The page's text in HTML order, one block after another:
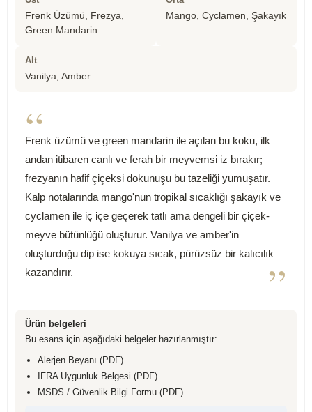
Frenk Üzümü, Frezya,
Green Mandarin
Mango, Cyclamen, Şakayık
Alt
Vanilya, Amber
“
Frenk üzümü ve green mandarin ile açılan bu koku, ilk
andan itibaren canlı ve ferah bir meyvemsi iz bırakır;
frezyanın hafif çiçeksi dokunuşu bu tazeliği yumuşatır.
Kalp notalarında mango'nun tropikal sıcaklığı şakayık ve
cyclamen ile iç içe geçerek tatlı ama dengeli bir çiçek-
meyve bütünlüğü oluşturur. Vanilya ve amber'in
oluşturduğu dip ise kokuya sıcak, pürüzsüz bir kalıcılık
kazandırır.
”
Ürün belgeleri
Bu esans için aşağıdaki belgeler hazırlanmıştır:
Alerjen Beyanı (PDF)
IFRA Uygunluk Belgesi (PDF)
MSDS / Güvenlik Bilgi Formu (PDF)